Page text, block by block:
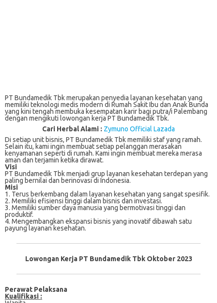
PT Bundamedik Tbk merupakan penyedia layanan kesehatan yang
memiliki teknologi medis modern di Rumah Sakit Ibu dan Anak Bunda
yang kini tengah membuka kesempatan karir bagi putra/i Palembang
dengan mengikuti lowongan kerja PT Bundamedik Tbk.
Cari Herbal Alami : Zymuno Official Lazada
Di setiap unit bisnis, PT Bundamedik Tbk memiliki staf yang ramah.
Selain itu, kami ingin membuat setiap pelanggan merasakan
kenyamanan seperti di rumah. Kami ingin membuat mereka merasa
aman dan terjamin ketika dirawat.
Visi
PT Bundamedik Tbk menjadi grup layanan kesehatan terdepan yang
paling bernilai dan berinovasi di Indonesia.
Misi
1. Terus berkembang dalam layanan kesehatan yang sangat spesifik.
2. Memiliki efisiensi tinggi dalam bisnis dan investasi.
3. Memiliki sumber daya manusia yang bermotivasi tinggi dan
produktif.
4. Mengembangkan ekspansi bisnis yang inovatif dibawah satu
payung layanan kesehatan.
Lowongan Kerja PT Bundamedik Tbk Oktober 2023
Perawat Pelaksana
Kualifikasi :